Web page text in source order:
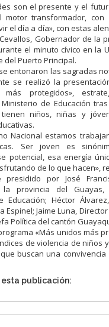
son el presente y el
motor transformador, con
el día a día», con estas
Gobernador de la
el minuto cívico en la
del Puerto Principal.
entonaron las sagradas
se realizó la
más protegidos»,
de Educación
niños, niñas y
Nacional estamos
Ser joven es
potencial, esa energía
de lo que hacen»,
por José
provincia del Guayas,
Educación; Héctor
Espinel; Jaime Luna,
Política del cantón
«Más unidos más
de violencia de niños
buscan una
publicación: